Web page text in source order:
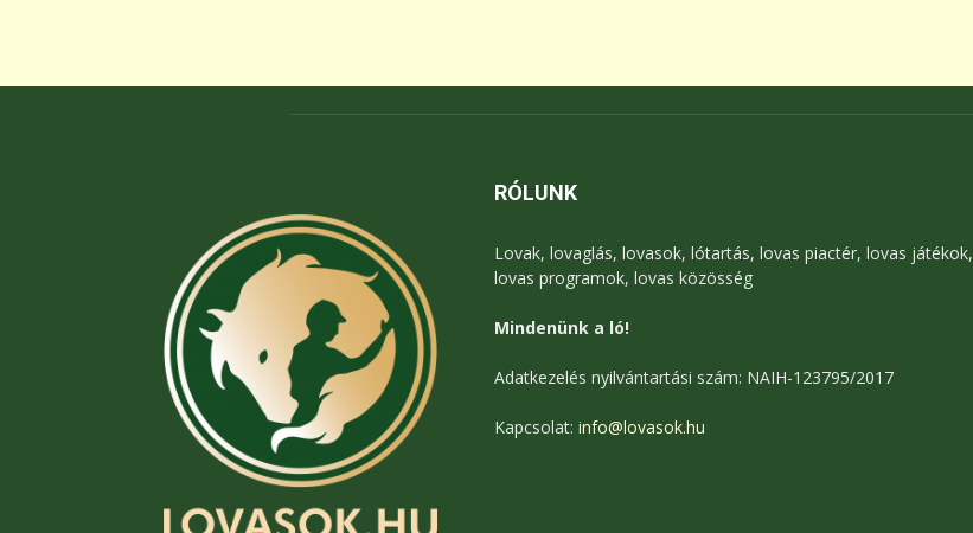
RÓLUNK
Lovak, lovaglás, lovasok, lótartás, lovas piactér, lovas játékok,
lovas programok, lovas közösség
Mindenünk a ló!
Adatkezelés nyilvántartási szám: NAIH-123795/2017
Kapcsolat: info@lovasok.hu